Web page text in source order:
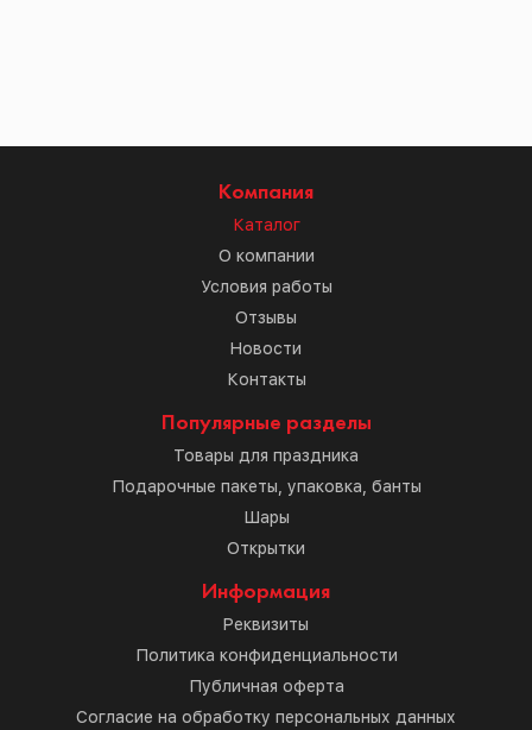
Компания
Каталог
О компании
Условия работы
Отзывы
Новости
Контакты
Популярные разделы
Товары для праздника
Подарочные пакеты, упаковка, банты
Шары
Открытки
Информация
Реквизиты
Политика конфиденциальности
Публичная оферта
Согласие на обработку персональных данных